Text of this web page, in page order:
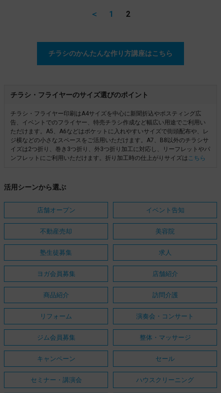
＜ 1 2
チラシのかんたんな作り方講座はこちら
チラシ・フライヤーのサイズ選びのポイント
チラシ・フライヤー印刷はA4サイズを中心に新聞折込やポスティング広
告、イベントでのフライヤー、特売チラシ作成など幅広い用途でご利用い
ただけます。A5、A6などはポケットに入れやすいサイズで街頭配布や、レ
ジ横などの小さなスペースをご活用いただけます。A7、B8以外のチラシサ
イズは2つ折り、巻き3つ折り、外3つ折り加工に対応し、リーフレットやパ
ンフレットにご利用いただけます。折り加工時の仕上がりサイズはこちら
活用シーンから選ぶ
店舗オープン イベント告知
不動産売却 美容院
塾生徒募集 求人
ヨガ会員募集 店舗紹介
商品紹介 訪問介護
リフォーム 演奏会・コンサート
ジム会員募集 整体・マッサージ
キャンペーン セール
セミナー・講演会 ハウスクリーニング